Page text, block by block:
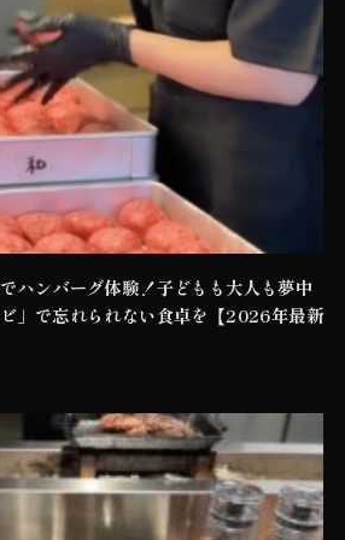
ハンバーグ体験！子どもも大人も夢中
」で忘れられない食卓を【2026年最新